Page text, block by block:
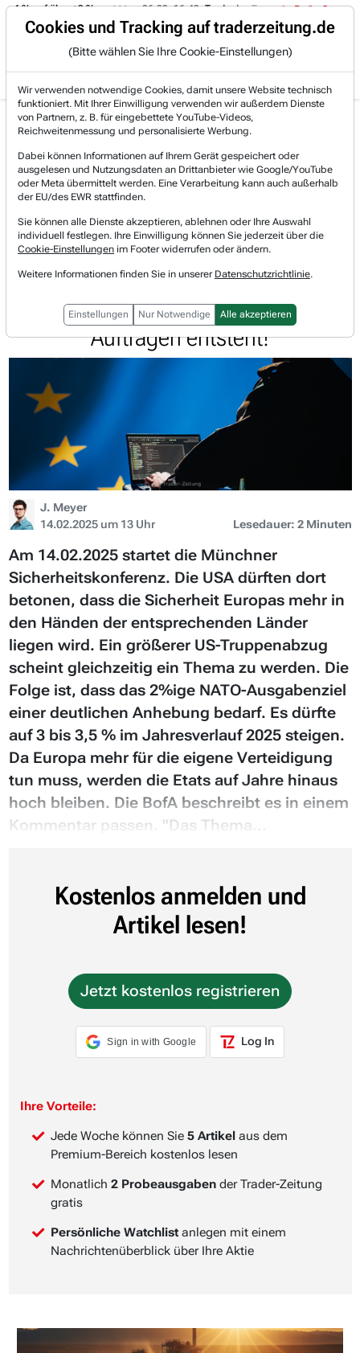
Trading-Room
% auf über +3 %. 06.08. 16:49 Trade des Tages 06.08.
Gratis Account Login
Jetzt registrieren und gratis Artikel lesen.
Bereits bei TraderFox registriert? Jetzt anmelden!
Home Börsen-Nachrichten
Aktien on Fire
Hensoldt: Europas Sicherheit wird mehr in den eige...
HENSOLDT Watchlist
Hensoldt: Europas Sicherheit wird
mehr in den eigenen Händen liegen.
Ein Milliarden-Potenzial an Radar-
Aufträgen entsteht!
J. Meyer
14.02.2025 um 13 Uhr
Lesedauer: 2 Minuten
Am 14.02.2025 startet die Münchner
Sicherheitskonferenz. Die USA dürften dort
betonen, dass die Sicherheit Europas mehr in
den Händen der entsprechenden Länder
liegen wird. Ein größerer US-Truppenabzug
scheint gleichzeitig ein Thema zu werden. Die
Folge ist, dass das 2%ige NATO-Ausgabenziel
einer deutlichen Anhebung bedarf. Es dürfte
auf 3 bis 3,5 % im Jahresverlauf 2025 steigen.
Da Europa mehr für die eigene Verteidigung
tun muss, werden die Etats auf Jahre hinaus
hoch bleiben. Die BofA beschreibt es in einem
Kommentar passen. "Das Thema...
Kostenlos anmelden und
Artikel lesen!
Jetzt kostenlos registrieren
Sign in with Google Log In
Ihre Vorteile:
Jede Woche können Sie 5 Artikel aus dem
Premium-Bereich kostenlos lesen
Monatlich 2 Probeausgaben der Trader-Zeitung
gratis
Persönliche Watchlist anlegen mit einem
Nachrichtenüberblick über Ihre Aktie
Cookies und Tracking auf traderzeitung.de
(Bitte wählen Sie Ihre Cookie-Einstellungen)
Wir verwenden notwendige Cookies, damit unsere Website technisch
funktioniert. Mit Ihrer Einwilligung verwenden wir außerdem Dienste
von Partnern, z. B. für eingebettete YouTube-Videos,
Reichweitenmessung und personalisierte Werbung.
Dabei können Informationen auf Ihrem Gerät gespeichert oder
ausgelesen und Nutzungsdaten an Drittanbieter wie Google/YouTube
oder Meta übermittelt werden. Eine Verarbeitung kann auch außerhalb
der EU/des EWR stattfinden.
Sie können alle Dienste akzeptieren, ablehnen oder Ihre Auswahl
individuell festlegen. Ihre Einwilligung können Sie jederzeit über die
Cookie-Einstellungen im Footer widerrufen oder ändern.
Weitere Informationen finden Sie in unserer Datenschutzrichtlinie.
Einstellungen Nur Notwendige Alle akzeptieren